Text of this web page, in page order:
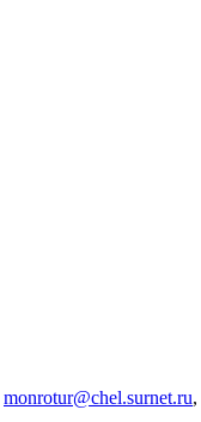
monrotur@chel.surnet.ru,